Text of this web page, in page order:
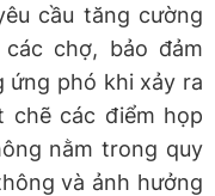
cầu tăng cường
chợ, bảo đảm
ứng phó khi xảy ra
chẽ các điểm họp
nằm trong quy
và ảnh hưởng